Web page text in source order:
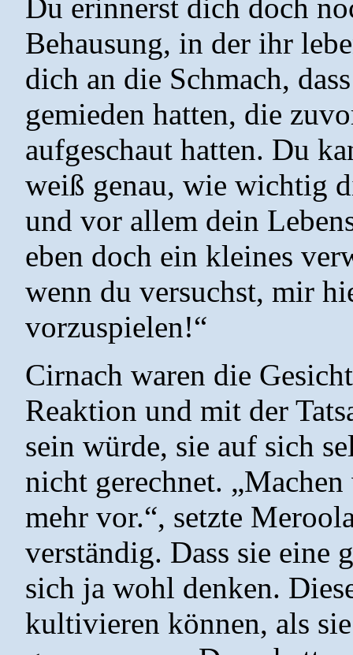
Du erinnerst dich doch
Behausung, in der ihr
dich an die Schmach,
gemieden hatten, die
aufgeschaut hatten. Du
weiß genau, wie wichtig
und vor allem dein
eben doch ein kleines
wenn du versuchst, mir
vorzuspielen!“
Cirnach waren die
Reaktion und mit der
sein würde, sie auf sich
nicht gerechnet.
mehr vor.“, setzte
verständig. Dass sie eine
sich ja wohl denken.
kultivieren können, als